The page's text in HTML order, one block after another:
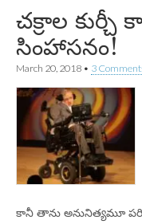
చక్రాల కుర్చీ
సింహాసనం!
March 20, 2018 • 3
కానీ తాను అనునిత్యమూ